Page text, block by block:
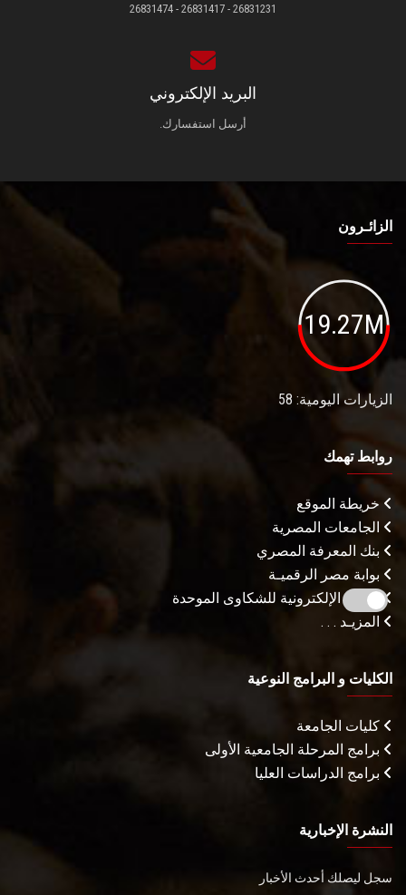
26831231 - 26831417 - 26831474
البريد الإلكتروني
أرسل استفسارك.
الزائـرون
19.27M
الزيارات اليومية: 58
روابط تهمك
خريطة الموقع
الجامعات المصرية
بنك المعرفة المصري
بوابة مصر الرقميـة
البوابة الإلكترونية للشكاوى الموحدة
المزيـد . . .
الكليات و البرامج النوعية
كليات الجامعة
برامج المرحلة الجامعية الأولى
برامج الدراسات العليا
النشرة الإخبارية
سجل ليصلك أحدث الأخبار